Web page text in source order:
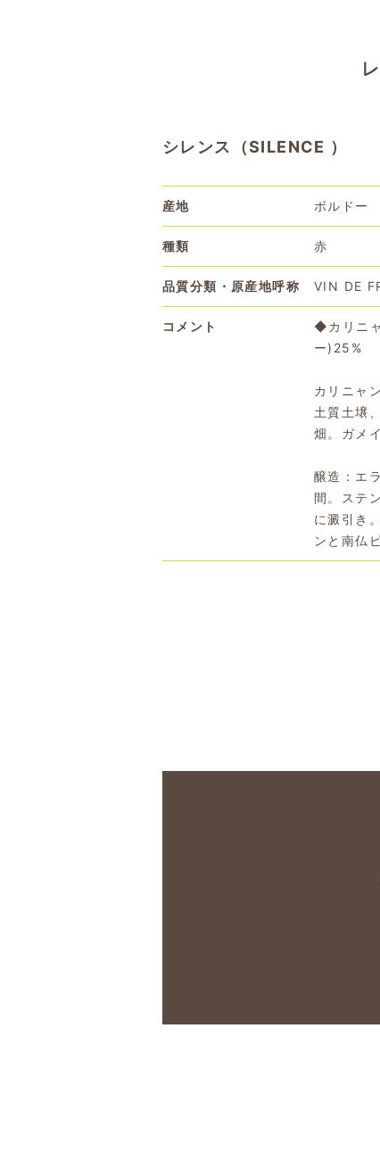
シレンス（SILENCE ）
産地 ボルドー
種類 赤
品質分類・原産地呼称 VIN DE
コメント
◆カリニ
ー)25%
カリニャ
土質土壌
畑。ガメ
醸造：エ
間。ステ
に澱引き
ンと南仏